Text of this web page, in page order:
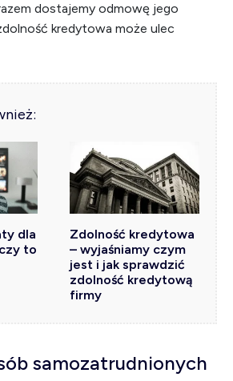
dostajemy odmowę jego
kredytowa może ulec
dla
to
Zdolność kredytowa
– wyjaśniamy czym
jest i jak sprawdzić
zdolność kredytową
firmy
samozatrudnionych